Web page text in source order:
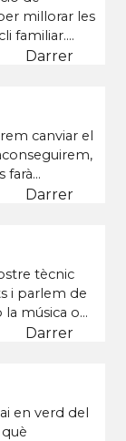
millorar les
familiar.
de
Darrer
canviar el
farà
i
del món. Tot
Darrer
tècnic
i parlem de
música o
Darrer
en verd del